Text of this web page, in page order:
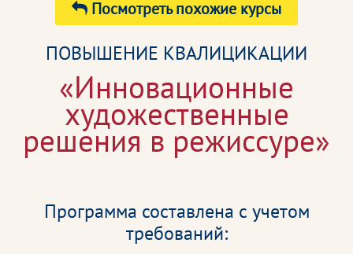
Посмотреть похожие курсы
ПОВЫШЕНИЕ КВАЛИЦИКАЦИИ
«Инновационные
художественные
решения в режиссуре»
Программа составлена с учетом
требований: